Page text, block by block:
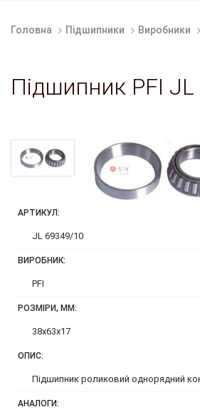
Головна Підшипники Виробники
Підшипник PFI
АРТИКУЛ:
JL 69349/10
ВИРОБНИК:
PFI
РОЗМІРИ, ММ:
38x63x17
ОПИС:
Підшипник роликовий однорядний
АНАЛОГИ: